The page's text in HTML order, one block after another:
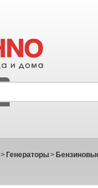
Генераторы
> >